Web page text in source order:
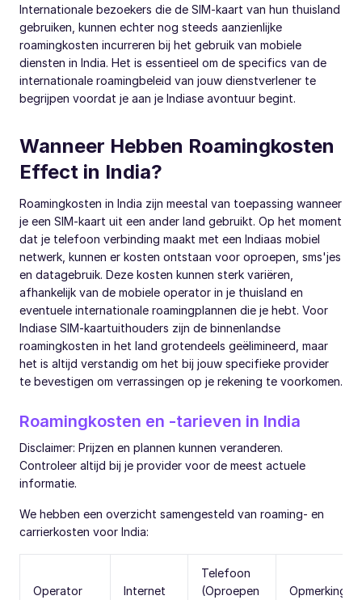
Internationale bezoekers die de SIM-kaart van hun thuisland
gebruiken, kunnen echter nog steeds aanzienlijke
roamingkosten incurreren bij het gebruik van mobiele
diensten in India. Het is essentieel om de specifics van de
internationale roamingbeleid van jouw dienstverlener te
begrijpen voordat je aan je Indiase avontuur begint.
Wanneer Hebben Roamingkosten
Effect in India?
Roamingkosten in India zijn meestal van toepassing wanneer
je een SIM-kaart uit een ander land gebruikt. Op het moment
dat je telefoon verbinding maakt met een Indiaas mobiel
netwerk, kunnen er kosten ontstaan voor oproepen, sms'jes
en datagebruik. Deze kosten kunnen sterk variëren,
afhankelijk van de mobiele operator in je thuisland en
eventuele internationale roamingplannen die je hebt. Voor
Indiase SIM-kaartuithouders zijn de binnenlandse
roamingkosten in het land grotendeels geëlimineerd, maar
het is altijd verstandig om het bij jouw specifieke provider
te bevestigen om verrassingen op je rekening te voorkomen.
Roamingkosten en -tarieven in India
Disclaimer: Prijzen en plannen kunnen veranderen.
Controleer altijd bij je provider voor de meest actuele
informatie.
We hebben een overzicht samengesteld van roaming- en
carrierkosten voor India:
Operator Internet
Telefoon
(Oproepen
Opmerkingen